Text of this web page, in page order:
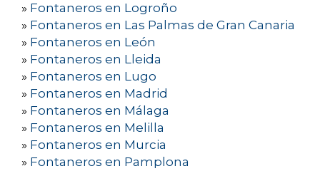
» Fontaneros en Logroño
» Fontaneros en Las Palmas de Gran Canaria
» Fontaneros en León
» Fontaneros en Lleida
» Fontaneros en Lugo
» Fontaneros en Madrid
» Fontaneros en Málaga
» Fontaneros en Melilla
» Fontaneros en Murcia
» Fontaneros en Pamplona